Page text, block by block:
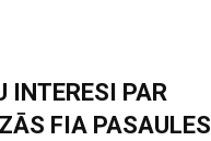
INTERESI PAR
FIA PASAULES